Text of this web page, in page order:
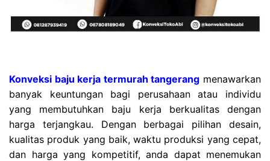
Konveksi baju kerja termurah tangerang menawarkan
banyak keuntungan bagi perusahaan atau individu
yang membutuhkan baju kerja berkualitas dengan
harga terjangkau. Dengan berbagai pilihan desain,
kualitas produk yang baik, waktu produksi yang cepat,
dan harga yang kompetitif, anda dapat menemukan